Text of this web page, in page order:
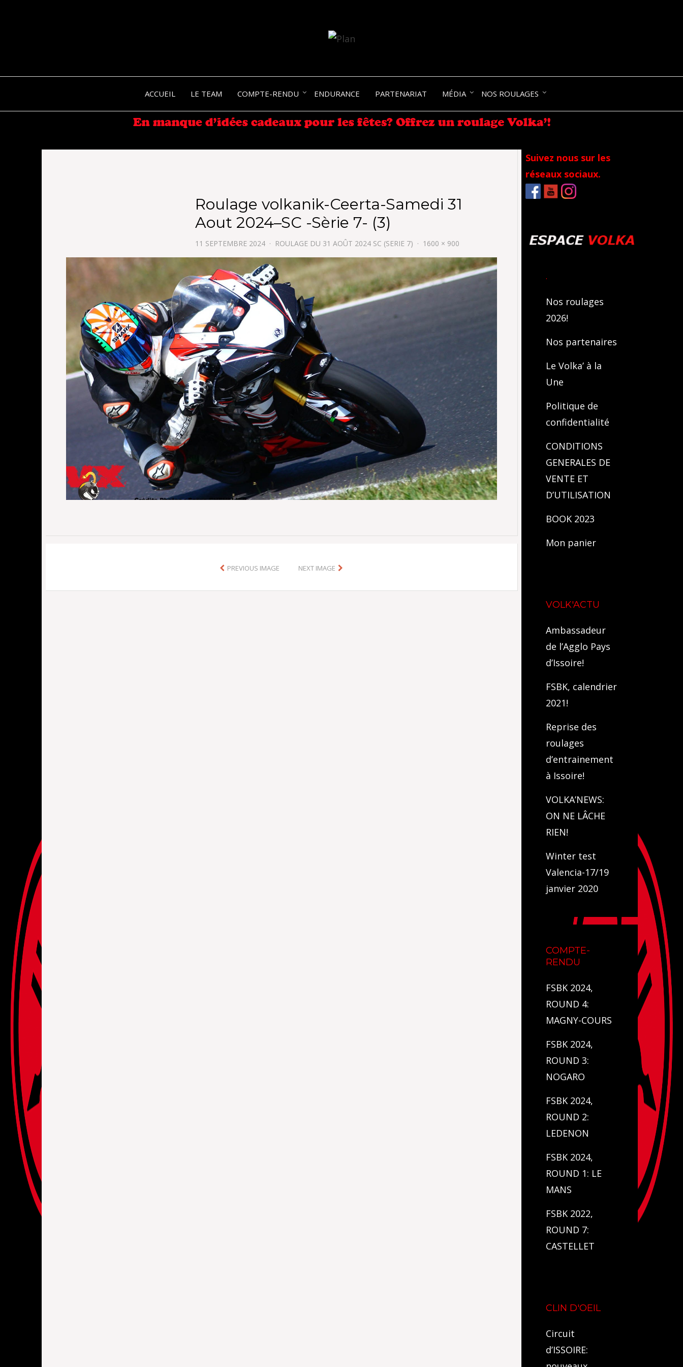
VOLKANIK-
ENDURANCE
ACCUEIL LE TEAM COMPTE-RENDU ENDURANCE PARTENARIAT MÉDIA NOS ROULAGES
Roulage volkanik-Ceerta-Samedi 31
Aout 2024–SC -Sèrie 7- (3)
11 SEPTEMBRE 2024 ROULAGE DU 31 AOÛT 2024 SC (SERIE 7) 1600 × 900
PREVIOUS IMAGE NEXT IMAGE
Suivez nous sur les
réseaux sociaux.
.
Nos roulages
2026!
Nos partenaires
Le Volka’ à la
Une
Politique de
confidentialité
CONDITIONS
GENERALES DE
VENTE ET
D’UTILISATION
BOOK 2023
Mon panier
VOLK'ACTU
Ambassadeur
de l’Agglo Pays
d’Issoire!
FSBK, calendrier
2021!
Reprise des
roulages
d’entrainement
à Issoire!
VOLKA’NEWS:
ON NE LÂCHE
RIEN!
Winter test
Valencia-17/19
janvier 2020
COMPTE-
RENDU
FSBK 2024,
ROUND 4:
MAGNY-COURS
FSBK 2024,
ROUND 3:
NOGARO
FSBK 2024,
ROUND 2:
LEDENON
FSBK 2024,
ROUND 1: LE
MANS
FSBK 2022,
ROUND 7:
CASTELLET
CLIN D'OEIL
Circuit
d’ISSOIRE: